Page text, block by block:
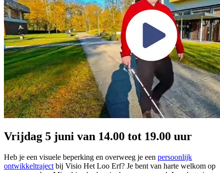
Vrijdag 5 juni van 14.00 tot 19.00 uur
Heb je een visuele beperking en overweeg je een persoonlijk
ontwikkeltraject bij Visio Het Loo Erf? Je bent van harte welkom op